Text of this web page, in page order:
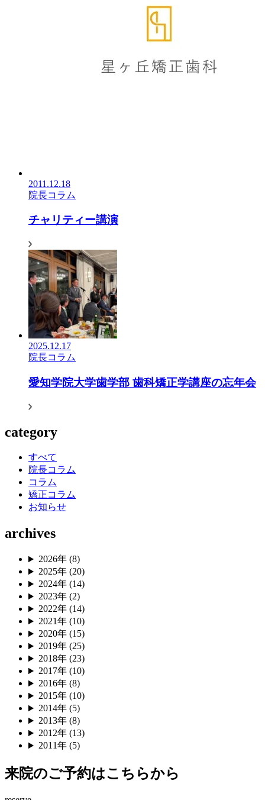
2011.12.18
院長コラム
チャリティー講演
2025.12.17
院長コラム
愛知学院大学歯学部 歯科矯正学講座の忘年会
category
すべて
院長コラム
コラム
矯正コラム
お知らせ
archives
2026年 (8)
2025年 (20)
2024年 (14)
2023年 (2)
2022年 (14)
2021年 (10)
2020年 (15)
2019年 (25)
2018年 (23)
2017年 (10)
2016年 (8)
2015年 (10)
2014年 (5)
2013年 (8)
2012年 (13)
2011年 (5)
来院のご予約はこちらから